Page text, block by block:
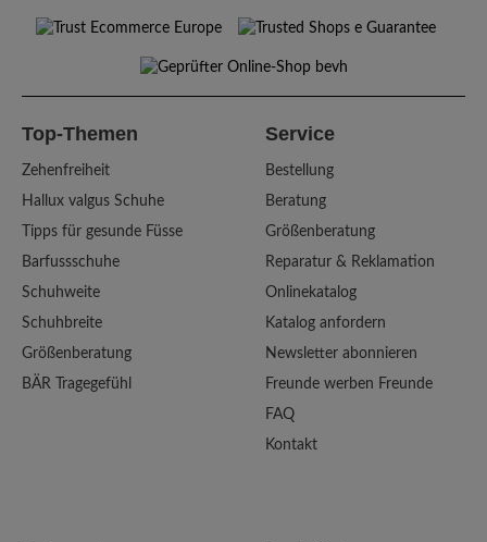
Top-Themen
Zehenfreiheit
Hallux valgus Schuhe
Tipps für gesunde Füsse
Barfussschuhe
Schuhweite
Schuhbreite
Größenberatung
BÄR Tragegefühl
Service
Bestellung
Beratung
Größenberatung
Reparatur & Reklamation
Onlinekatalog
Katalog anfordern
Newsletter abonnieren
Freunde werben Freunde
FAQ
Kontakt